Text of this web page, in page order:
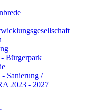
- Bürgerpark
- Sanierung /
2023 - 2027